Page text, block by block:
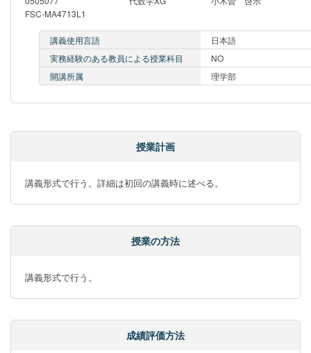
FSC-MA4713L1
講義使用言語
日本語
実務経験のある教員による授業科目
NO
開講所属
理学部
授業計画
講義形式で行う。詳細は初回の講義時に述べる。
授業の方法
講義形式で行う。
成績評価方法